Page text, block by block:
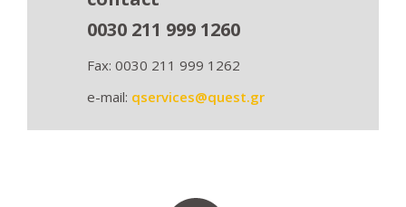
0030 211 999 1260
Fax: 0030 211 999 1262
e-mail: qservices@quest.gr